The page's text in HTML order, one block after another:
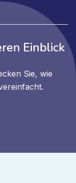
Einblick
Sie, wie